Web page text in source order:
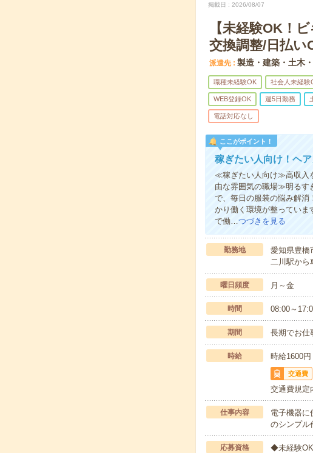
掲載日 2026/08/07
【未経験OK！
交換調整/日払い
派遣先 製造・建築・土木
職種未経験OK 社会人未経験
WEB登録OK 週5日勤務
電話対応なし
ここがポイント！
稼ぎたい人向け！ヘ
≪稼ぎたい人向け≫高収入
由な雰囲気の職場≫明るす
で、毎日の服装の悩み解
かり働く環境が整ってい
で働…つづきを見る
勤務地
愛知県豊橋
二川駅から
曜日頻度 月～金
時間 08:00～
期間 長期でお仕
時給 時給1600円
交通費
交通費規定
仕事内容
電子機器に
のシンプル
応募資格
◆未経験